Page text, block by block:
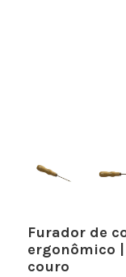
Furador de
ergonômico
couro